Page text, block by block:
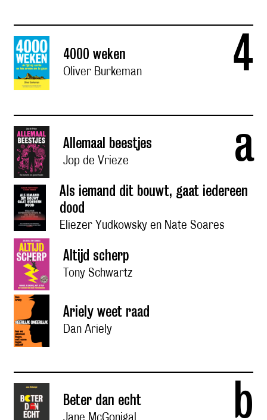
4
4000 weken
Oliver Burkeman
a
Allemaal beestjes
Jop de Vrieze
Als iemand dit bouwt, gaat iedereen
dood
Eliezer Yudkowsky en Nate Soares
Altijd scherp
Tony Schwartz
Ariely weet raad
Dan Ariely
b
Beter dan echt
Jane McGonigal